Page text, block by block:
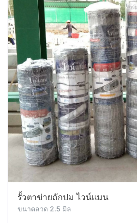
รั้วตาข่ายถักปม ไวน์แมน
ขนาดลวด 2.5 มิล